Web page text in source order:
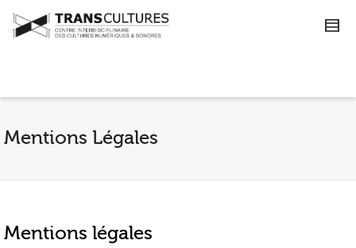
Mentions Légales
Mentions légales